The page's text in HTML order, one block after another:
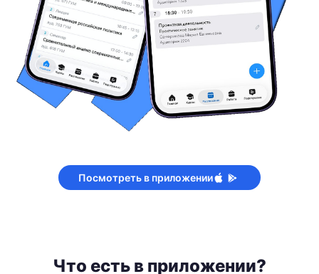
Посмотреть в приложении
Что есть в приложении?